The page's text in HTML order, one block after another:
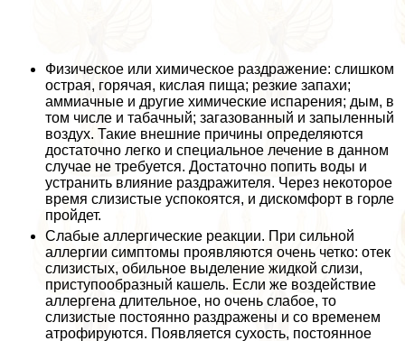
Физическое или химическое раздражение: слишком
острая, горячая, кислая пища; резкие запахи;
аммиачные и другие химические испарения; дым, в
том числе и табачный; загазованный и запыленный
воздух. Такие внешние причины определяются
достаточно легко и специальное лечение в данном
случае не требуется. Достаточно попить воды и
устранить влияние раздражителя. Через некоторое
время слизистые успокоятся, и дискомфорт в горле
пройдет.
Слабые аллергические реакции. При сильной
аллергии симптомы проявляются очень четко: отек
слизистых, обильное выделение жидкой слизи,
приступообразный кашель. Если же воздействие
аллергена длительное, но очень слабое, то
слизистые постоянно раздражены и со временем
атрофируются. Появляется сухость, постоянное